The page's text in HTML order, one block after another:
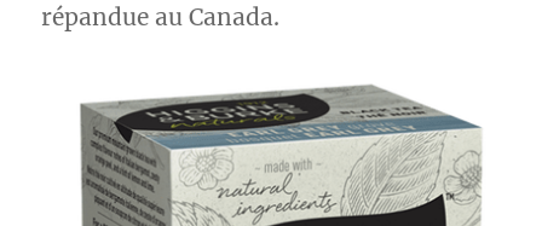
répandue au Canada.